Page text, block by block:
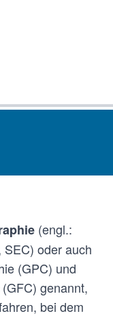
(engl.:
oder auch
(GPC) und
genannt,
bei dem